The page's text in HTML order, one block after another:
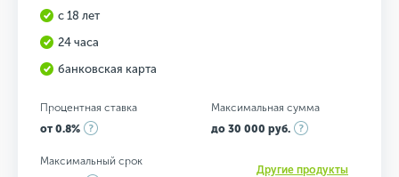
с 18 лет
24 часа
банковская карта
Процентная ставка
от 0.8%
Максимальная сумма
до 30 000 руб.
Максимальный срок
Другие продукты